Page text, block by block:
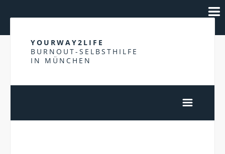
YOURWAY2LIFE
BURNOUT-SELBSTHILFE
IN MÜNCHEN